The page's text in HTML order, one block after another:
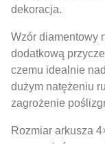
dekoracja.
Wzór diamentowy
dodatkową
czemu idealnie
dużym natężeniu
zagrożenie
Rozmiar arkusza